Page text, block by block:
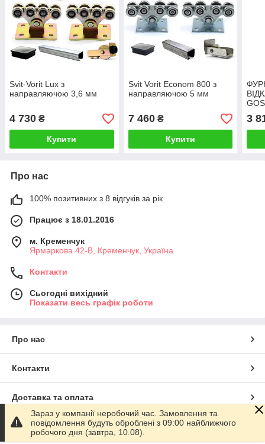
Svit-Vorit Lux з
направляючою 3,6 мм
4 730 ₴
Купити
Svit Vorit Econom 800 з
направляючою 5 мм
7 460₴
Купити
3
Про нас
100% позитивних з 8 відгуків за рік
Працює з 18.01.2016
м. Кременчук
Ярмаркова 42-В, Кременчук, Україна
Контакти
Сьогодні вихідний
Показати весь графік роботи
Про нас
Контакти
Доставка та оплата
Графік роботи
Зараз у компанії неробочий час. Замовлення та
повідомлення будуть оброблені з 09:00 найближчого
робочого дня (завтра, 10.08).